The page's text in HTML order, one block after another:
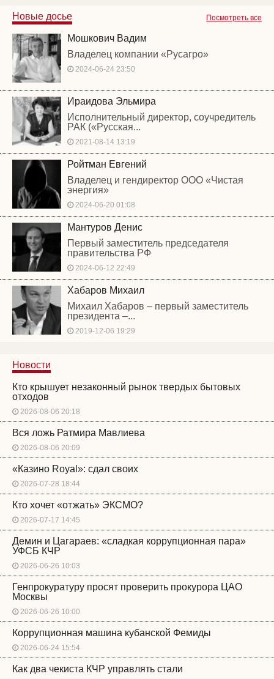
Посмотреть все
Новые досье
Мошкович Вадим
Владелец компании «Русагро»
2024-06-24 23:50
Ираидова Эльмира
Исполнительный директор, соучредитель
РАК («Русская...
2021-08-14 13:19
Ройтман Евгений
Владелец и гендиректор ООО «Чистая
энергия»
2024-06-20 01:08
Мантуров Денис
Первый заместитель председателя
правительства РФ
2024-06-12 22:49
Хабаров Михаил
Михаил Хабаров – первый заместитель
президента –...
2019-12-06 19:29
Новости
Кто крышует незаконный рынок твердых бытовых
отходов
2026-08-06 20:18
Вся ложь Ратмира Мавлиева
2026-08-06 20:09
«Казино Royal»: сдал своих
2026-07-28 18:44
Кто хочет «отжать» ЭКСМО?
2026-07-17 14:45
Демин и Цагараев: «сладкая коррупционная пара»
УФСБ КЧР
2026-06-26 10:03
Генпрокуратуру просят проверить прокурора ЦАО
Москвы
2026-06-26 10:00
Коррупционная машина кубанской Фемиды
2026-06-24 15:54
Как два чекиста КЧР управлять стали